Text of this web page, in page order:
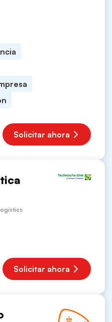
Solicitar ahora
Solicitar ahora